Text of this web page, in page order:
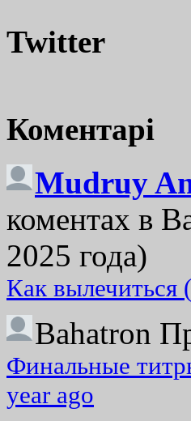
Twitter
Коментарі
Mudruy
коментах в
2025 года)
Как вылечиться
Bahatron
Финальные
year ago